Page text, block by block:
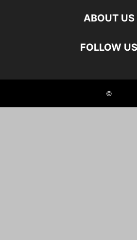
ABOUT US
FOLLOW US
©